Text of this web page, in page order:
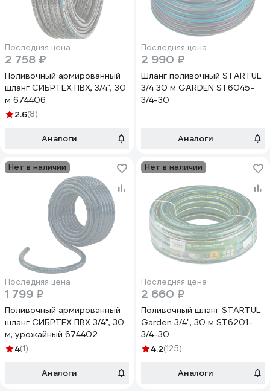
Последняя цена
2 758 ₽
Поливочный армированный
шланг СИБРТЕХ ПВХ, 3/4", 30
м 674406
2.6(8)
Аналоги
Последняя цена
2 990 ₽
Шланг поливочный STARTUL
3/4 30 м GARDEN ST6045-
3/4-30
Аналоги
Нет в наличии
Последняя цена
1 799 ₽
Поливочный армированный
шланг СИБРТЕХ ПВХ 3/4", 30
м, урожайный 674402
4(1)
Аналоги
Нет в наличии
Последняя цена
2 660 ₽
Поливочный шланг STARTUL
Garden 3/4", 30 м ST6201-
3/4-30
4.2(125)
Аналоги